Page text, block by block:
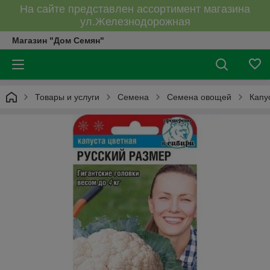
На сайте представлен ассортимент магазина
ул.Железнодорожная
Магазин "Дом Семян"
Товары и услуги Семена Семена овощей